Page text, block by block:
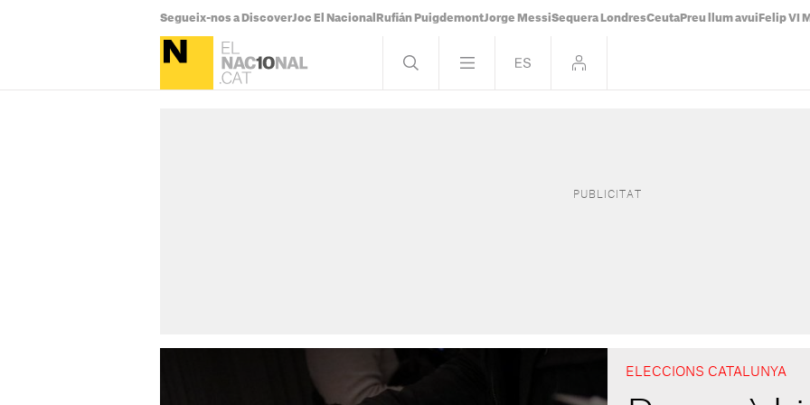
Segueix-nos a DiscoverJoc El Nacional Rufián PuigdemontJorge MessiSequera LondresCeuta Preu llum avui Felip VI
ELECCIONS CATALUNYA